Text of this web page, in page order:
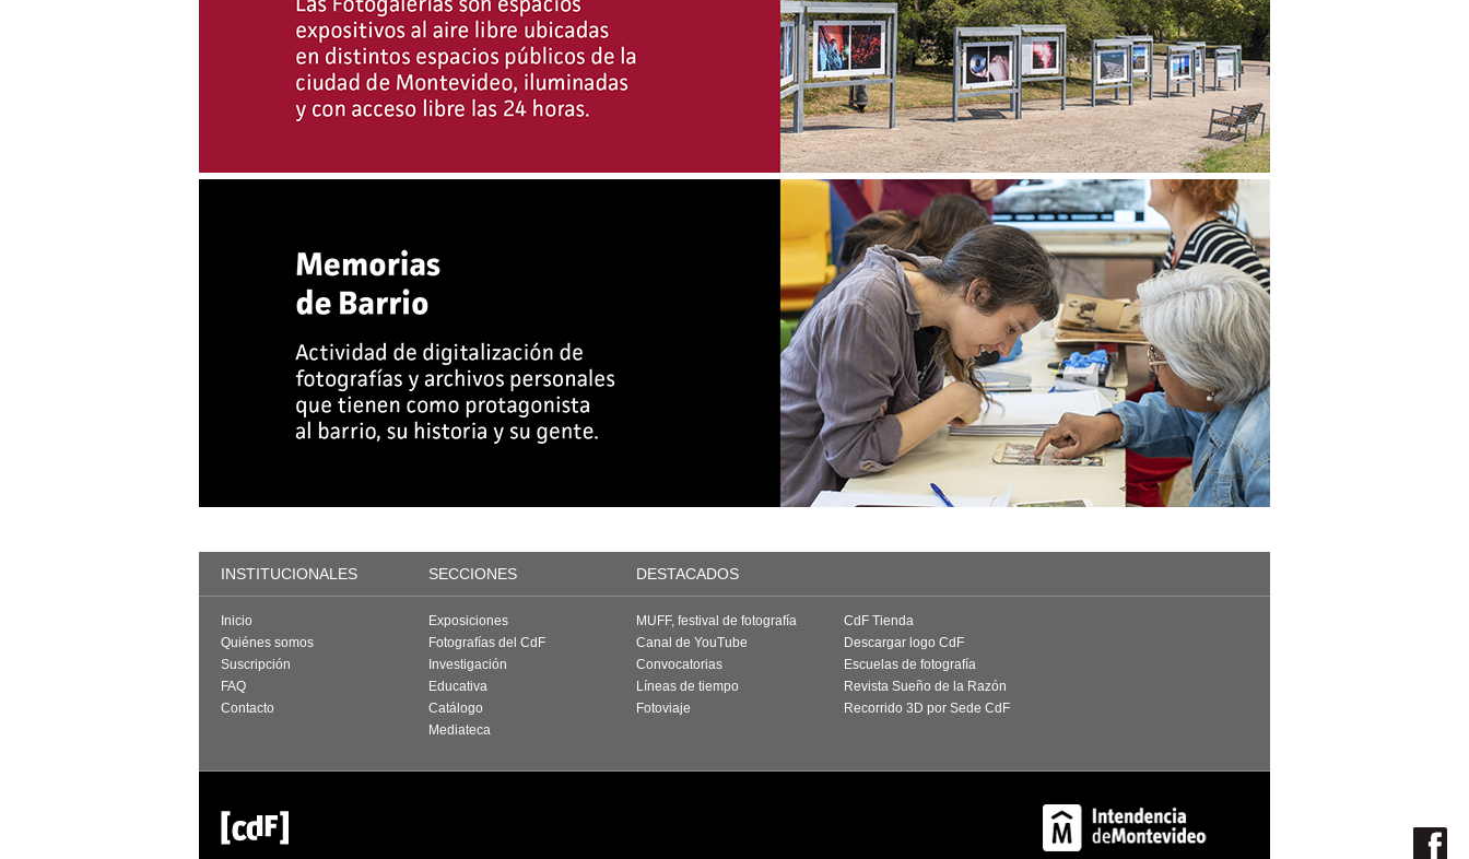
INSTITUCIONALES SECCIONES DESTACADOS
Inicio
Quiénes somos
Suscripción
FAQ
Contacto
Exposiciones
Fotografías del CdF
Investigación
Educativa
Catálogo
Mediateca
MUFF, festival de fotografía
Canal de YouTube
Convocatorias
Líneas de tiempo
Fotoviaje
CdF Tienda
Descargar logo CdF
Escuelas de fotografía
Revista Sueño de la Razón
Recorrido 3D por Sede CdF